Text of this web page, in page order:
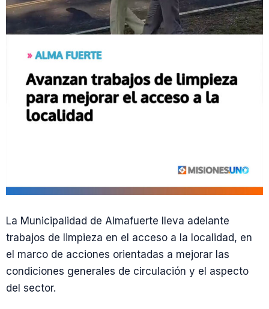
La Municipalidad de Almafuerte lleva adelante
trabajos de limpieza en el acceso a la localidad, en
el marco de acciones orientadas a mejorar las
condiciones generales de circulación y el aspecto
del sector.